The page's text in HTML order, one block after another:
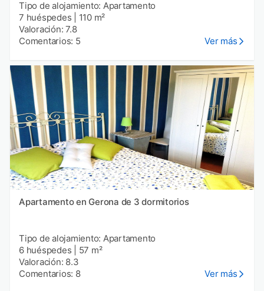
Tipo de alojamiento: Apartamento
7 huéspedes
110 m²
Valoración: 7.8
Comentarios: 5
Ver más
Apartamento en Gerona de 3 dormitorios
Tipo de alojamiento: Apartamento
6 huéspedes
57 m²
Valoración: 8.3
Comentarios: 8
Ver más